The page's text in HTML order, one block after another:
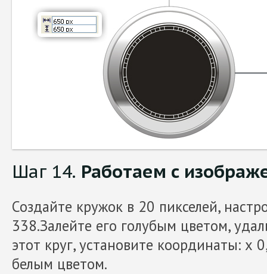
Шаг 14. Работаем с
Создайте кружок в 20 пикселей,
338.Залейте его голубым цветом,
этот круг, установите координаты: х
белым цветом.